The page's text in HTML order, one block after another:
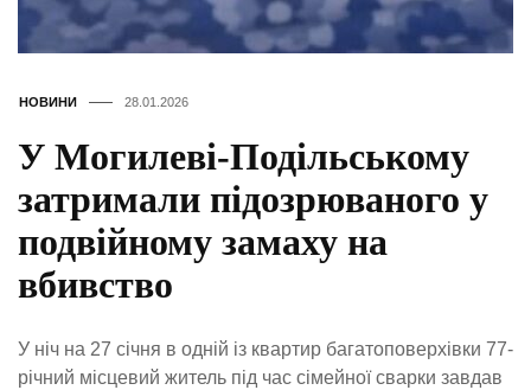
НОВИНИ 28.01.2026
У Могилеві-Подільському
затримали підозрюваного у
подвійному замаху на
вбивство
У ніч на 27 січня в одній із квартир багатоповерхівки 77-
річний місцевий житель під час сімейної сварки завдав